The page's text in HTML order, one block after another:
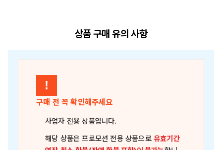
상품 구매 유의 사항
!
구매 전 꼭 확인해주세요
사업자 전용 상품입니다.
해당 상품은프로모션 전용 상품으로유효기간